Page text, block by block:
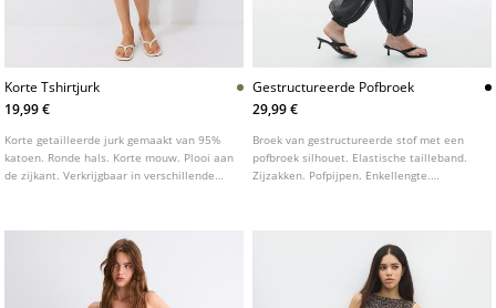
Korte Tshirtjurk
19,99 €
Korte getailleerde jurk gemaakt van 95%
katoen. Ronde hals. Korte mouw. Plooi aan
de zijkant. Verkrijgbaar in verschillende
Gestructureerde Pofbroek
29,99 €
Broek van gestructureerde stof met een
pofbroek silhouet. Elastische tailleband.
Zijzakken. Pofpijpen. Enkellengte.